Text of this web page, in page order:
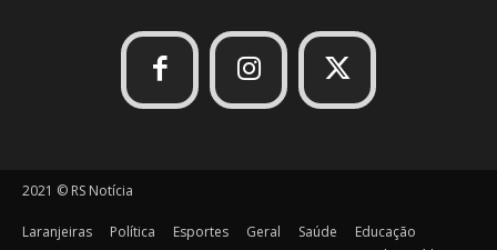
2021 © RS Notícia
Laranjeiras Política Esportes Geral Saúde
Educação